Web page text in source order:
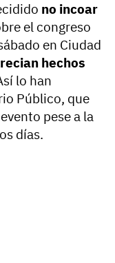
no incoar
el congreso
en Ciudad
hechos
lo han
Público, que
pese a la
días.